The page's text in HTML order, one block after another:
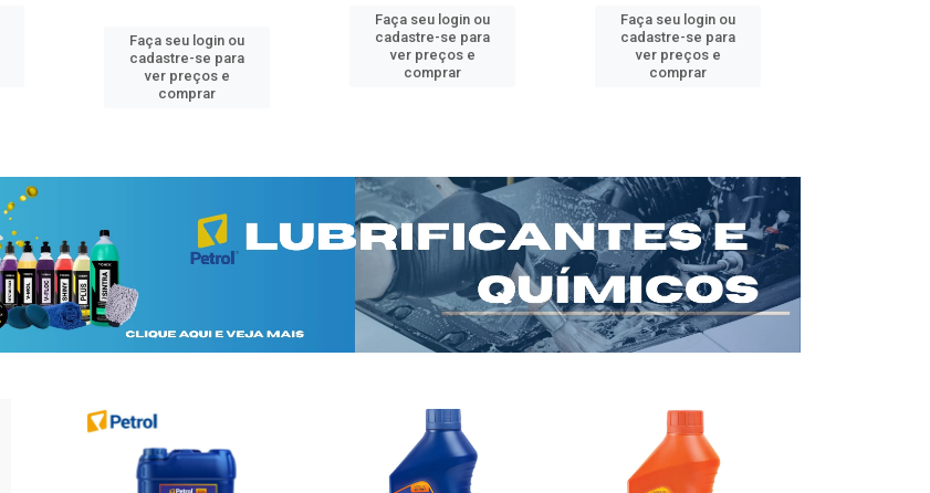
Faça seu login ou
cadastre-se para
ver preços e
comprar
Faça seu login ou
cadastre-se para
ver preços e
comprar
Faça seu login ou
cadastre-se para
ver preços e
comprar